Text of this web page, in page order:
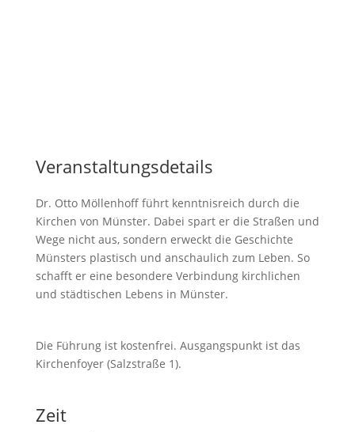
Veranstaltungsdetails
Dr. Otto Möllenhoff führt kenntnisreich durch die
Kirchen von Münster. Dabei spart er die Straßen und
Wege nicht aus, sondern erweckt die Geschichte
Münsters plastisch und anschaulich zum Leben. So
schafft er eine besondere Verbindung kirchlichen
und städtischen Lebens in Münster.
Die Führung ist kostenfrei. Ausgangspunkt ist das
Kirchenfoyer (Salzstraße 1).
Zeit